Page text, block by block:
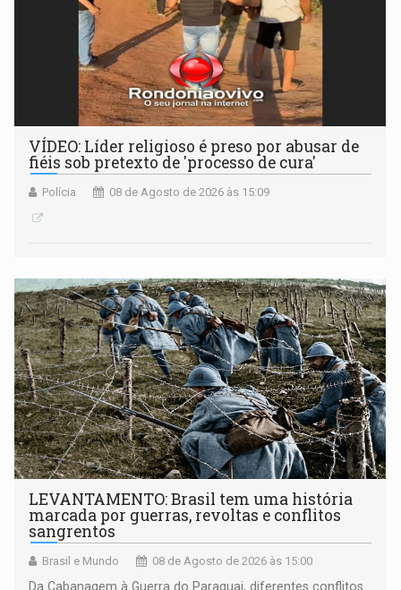
VÍDEO: Líder religioso é preso por abusar de
fiéis sob pretexto de 'processo de cura'
Polícia 08 de Agosto de 2026 às 15:09
LEVANTAMENTO: Brasil tem uma história
marcada por guerras, revoltas e conflitos
sangrentos
Brasil e Mundo 08 de Agosto de 2026 às 15:00
Da Cabanagem à Guerra do Paraguai, diferentes conflitos